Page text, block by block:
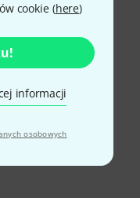
cookie (here)
informacji
osobowych
Przelew